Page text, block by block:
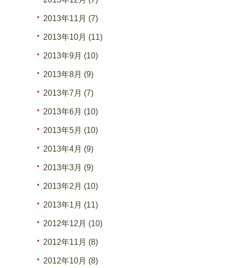
2013年11月 (7)
2013年10月 (11)
2013年9月 (10)
2013年8月 (9)
2013年7月 (7)
2013年6月 (10)
2013年5月 (10)
2013年4月 (9)
2013年3月 (9)
2013年2月 (10)
2013年1月 (11)
2012年12月 (10)
2012年11月 (8)
2012年10月 (8)